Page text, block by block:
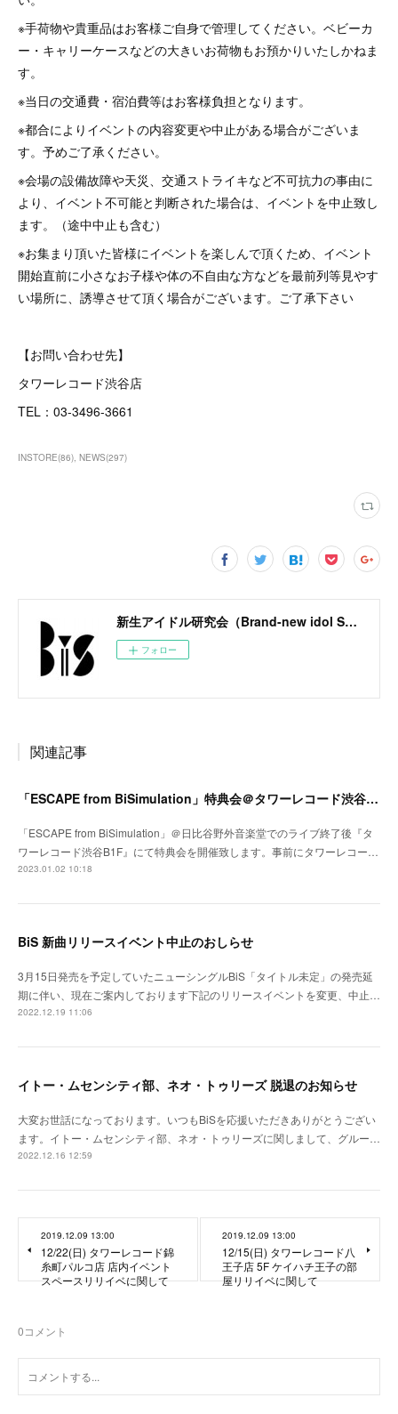
※手荷物や貴重品はお客様ご自身で管理してください。ベビーカ
ー・キャリーケースなどの大きいお荷物もお預かりいたしかねま
す。
※当日の交通費・宿泊費等はお客様負担となります。
※都合によりイベントの内容変更や中止がある場合がございま
す。予めご了承ください。
※会場の設備故障や天災、交通ストライキなど不可抗力の事由に
より、イベント不可能と判断された場合は、イベントを中止致し
ます。（途中中止も含む）
※お集まり頂いた皆様にイベントを楽しんで頂くため、イベント
開始直前に小さなお子様や体の不自由な方などを最前列等見やす
い場所に、誘導させて頂く場合がございます。ご了承下さい
【お問い合わせ先】
タワーレコード渋谷店
TEL：03-3496-3661
INSTORE(86) NEWS(297)
新生アイドル研究会（Brand-new idol Society）公式サイト / BiS OFFICIAL SITE
フォロー
関連記事
「ESCAPE from BiSimulation」特典会＠タワーレコード渋谷B1F開催決定のお知らせ
「ESCAPE from BiSimulation」＠日比谷野外音楽堂でのライブ終了後『タ
ワーレコード渋谷B1F』にて特典会を開催致します。事前にタワーレコー…
2023.01.02 10:18
BiS 新曲リリースイベント中止のおしらせ
3月15日発売を予定していたニューシングルBiS「タイトル未定」の発売延
期に伴い、現在ご案内しております下記のリリースイベントを変更、中止…
2022.12.19 11:06
イトー・ムセンシティ部、ネオ・トゥリーズ 脱退のお知らせ
大変お世話になっております。いつもBiSを応援いただきありがとうござい
ます。イトー・ムセンシティ部、ネオ・トゥリーズに関しまして、グルー…
2022.12.16 12:59
2019.12.09 13:00
12/22(日) タワーレコード錦
糸町パルコ店 店内イベント
スペースリリイベに関して
2019.12.09 13:00
12/15(日) タワーレコード八
王子店 5F ケイハチ王子の部
屋リリイベに関して
0コメント